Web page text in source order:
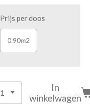
Prijs per doos
0.90m2
In
winkelwagen